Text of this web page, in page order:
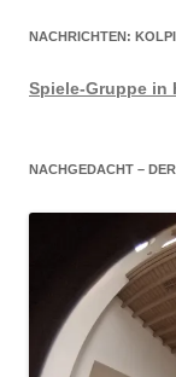
NACHRICHTEN:
Spiele-Gruppe in
NACHGEDACHT –